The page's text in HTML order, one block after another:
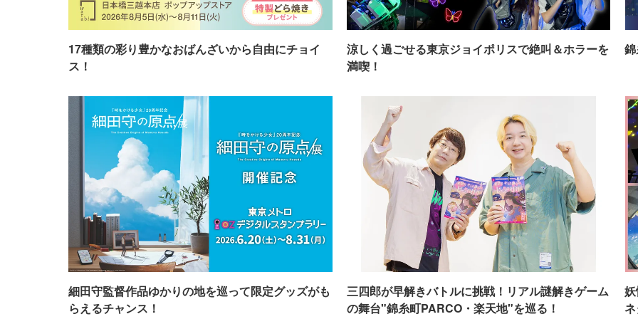
17種類の彩り豊かなおばんざいから自由にチョイ
ス！
涼しく過ごせる東京ジョイポリスで絶叫＆ホラーを
満喫！
細田守監督作品ゆかりの地を巡って限定グッズがも
らえるチャンス！
三四郎が早解きバトルに挑戦！リアル謎解きゲーム
の舞台"錦糸町PARCO・楽天地"を巡る！